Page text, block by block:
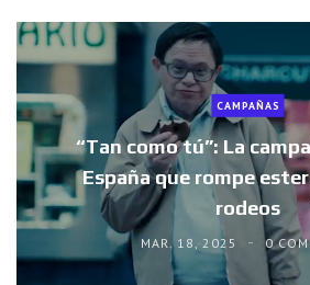
CAMPAÑAS
“Tan como tú”: La
España que rompe
rodeos
MAR. 18, 2025 0